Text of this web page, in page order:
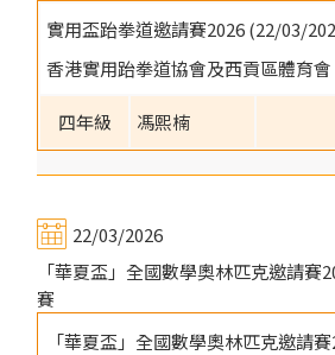
實用盃跆拳道邀請賽2026 (22/03/
香港實用跆拳道協會及西貢區體育會
四年級 馮熙楠
22/03/2026
「華夏盃」全國數學奧林匹克邀請賽
賽
「華夏盃」全國數學奧林匹克邀請